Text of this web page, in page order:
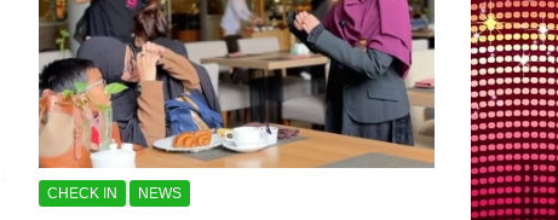
CHECK IN NEWS